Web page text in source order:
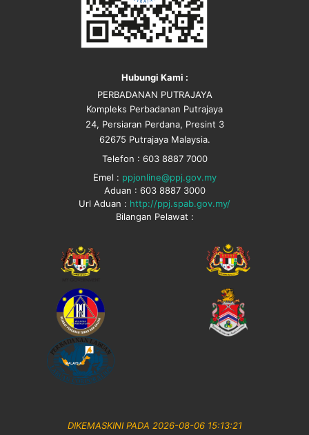
Hubungi Kami :
PERBADANAN PUTRAJAYA
Kompleks Perbadanan Putrajaya
24, Persiaran Perdana, Presint 3
62675 Putrajaya Malaysia.
Telefon : 603 8887 7000
Emel : ppjonline@ppj.gov.my
Aduan : 603 8887 3000
Url Aduan : http://ppj.spab.gov.my/
Bilangan Pelawat :
DIKEMASKINI PADA 2026-08-06 15:13:21